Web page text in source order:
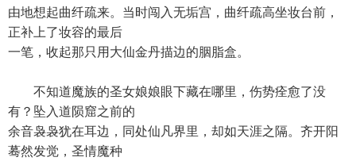
由地想起曲纤疏来。当时闯入无垢宫，曲纤疏高坐妆台前，
正补上了妆容的最后
一笔，收起那只用大仙金丹描边的胭脂盒。
不知道魔族的圣女娘娘眼下藏在哪里，伤势痊愈了没
有？坠入道陨窟之前的
余音袅袅犹在耳边，同处仙凡界里，却如天涯之隔。齐开阳
蓦然发觉，圣情魔种